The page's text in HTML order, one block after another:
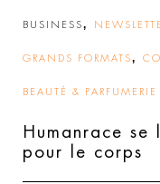
BUSINESS,
GRANDS FORMATS,
BEAUTÉ & PARFUMERIE
Humanrace se
pour le corps